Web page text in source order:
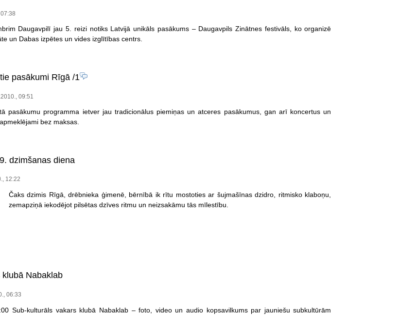
Daugavpilī jau 5. reizi notiks Latvijā unikāls pasākums – Daugavpils Zinātnes festivāls, ko organizē
un Dabas izpētes un vides izglītības centrs.
pasākumi Rīgā/1
09:51
pasākumu programma ietver jau tradicionālus piemiņas un atceres pasākumus, gan arī koncertus un
bez maksas.
dzimšanas diena
12:22
Čaks dzimis Rīgā, drēbnieka ģimenē, bērnībā ik rītu mostoties ar šujmašīnas dzidro, ritmisko klaboņu,
zemapziņā iekodējot pilsētas dzīves ritmu un neizsakāmu tās mīlestību.
Nabaklab
06:33
Sub-kulturāls vakars klubā Nabaklab – foto, video un audio kopsavilkums par jauniešu subkultūrām